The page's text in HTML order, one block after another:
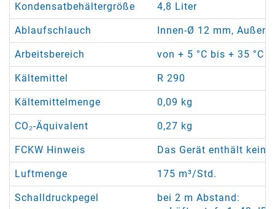
Kondensatbehältergröße 4,8 Liter
Ablaufschlauch Innen-Ø 12 mm,
Arbeitsbereich von + 5 °C bis + 35 °C
Kältemittel R 290
Kältemittelmenge 0,09 kg
CO₂-Äquivalent 0,27 kg
FCKW Hinweis Das Gerät enthält
Luftmenge 175 m³/Std.
Schalldruckpegel
bei 2 m Abstand: